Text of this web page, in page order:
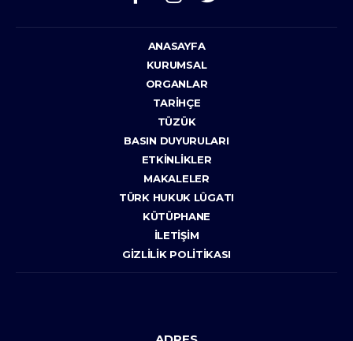
ANASAYFA
KURUMSAL
ORGANLAR
TARIHÇE
TÜZÜK
BASIN DUYURULARI
ETKINLIKLER
MAKALELER
TÜRK HUKUK LÛGATI
KÜTÜPHANE
İLETIŞIM
GIZLILIK POLITIKASI